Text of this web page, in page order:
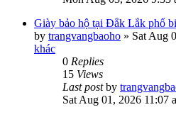
Giày bảo hộ tại Đắk Lắk phổ
by trangvangbaoho » Sat Aug
khác
0 Replies
15 Views
Last postby
Sat Aug 01, 2026 11:07